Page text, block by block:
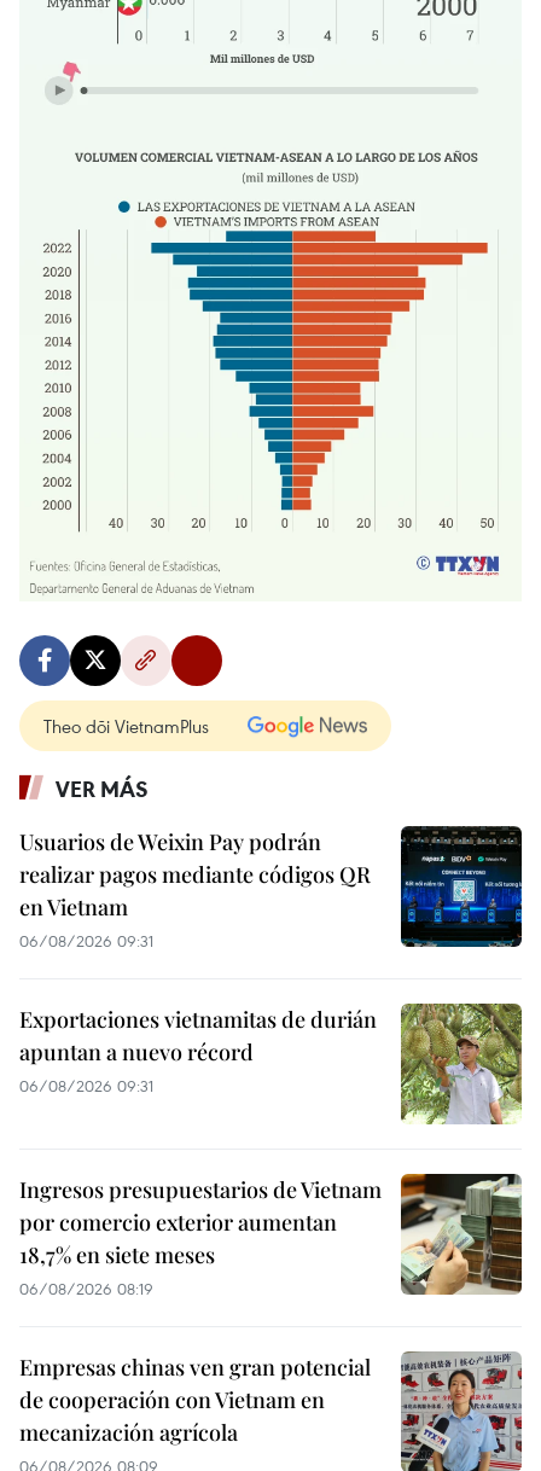
Theo dõi VietnamPlus
VER MÁS
Usuarios de Weixin Pay podrán
realizar pagos mediante códigos QR
en Vietnam
06/08/2026 09:31
Exportaciones vietnamitas de durián
apuntan a nuevo récord
06/08/2026 09:31
Ingresos presupuestarios de Vietnam
por comercio exterior aumentan
18,7% en siete meses
06/08/2026 08:19
Empresas chinas ven gran potencial
de cooperación con Vietnam en
mecanización agrícola
06/08/2026 08:09